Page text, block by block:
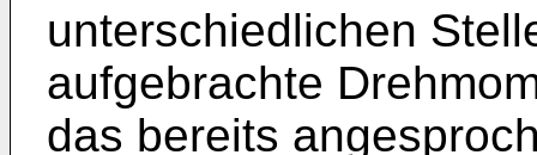
unterschiedlichen
aufgebrachte
das bereits